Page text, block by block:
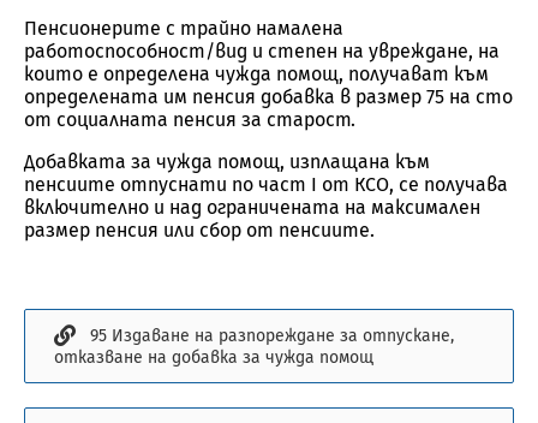
Пенсионерите с трайно намалена
работоспособност/вид и степен на увреждане, на
които е определена чужда помощ, получават към
определената им пенсия добавка в размер 75 на сто
от социалната пенсия за старост.
Добавката за чужда помощ, изплащана към
пенсиите отпуснати по част I от КСО, се получава
включително и над ограничената на максимален
размер пенсия или сбор от пенсиите.
95 Издаване на разпореждане за отпускане,
отказване на добавка за чужда помощ